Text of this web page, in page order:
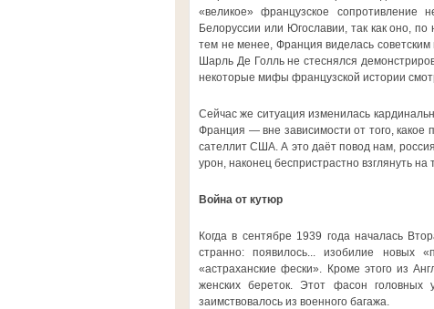
«великое» французское
Белоруссии или Югославии, так как оно,
тем не менее, Франция виделась советским
Шарль Де Голль не стеснялся
некоторые мифы французской истории
Сейчас же ситуация изменилась
Франция — вне зависимости от того, какое
сателлит США. А это даёт повод нам,
урон, наконец беспристрастно взглянуть
Война от кутюр
Когда в сентябре 1939 года началась
странно: появилось... изобилие новых
«астраханские фески». Кроме этого из
женских береток. Этот фасон
заимствовалось из военного багажа.